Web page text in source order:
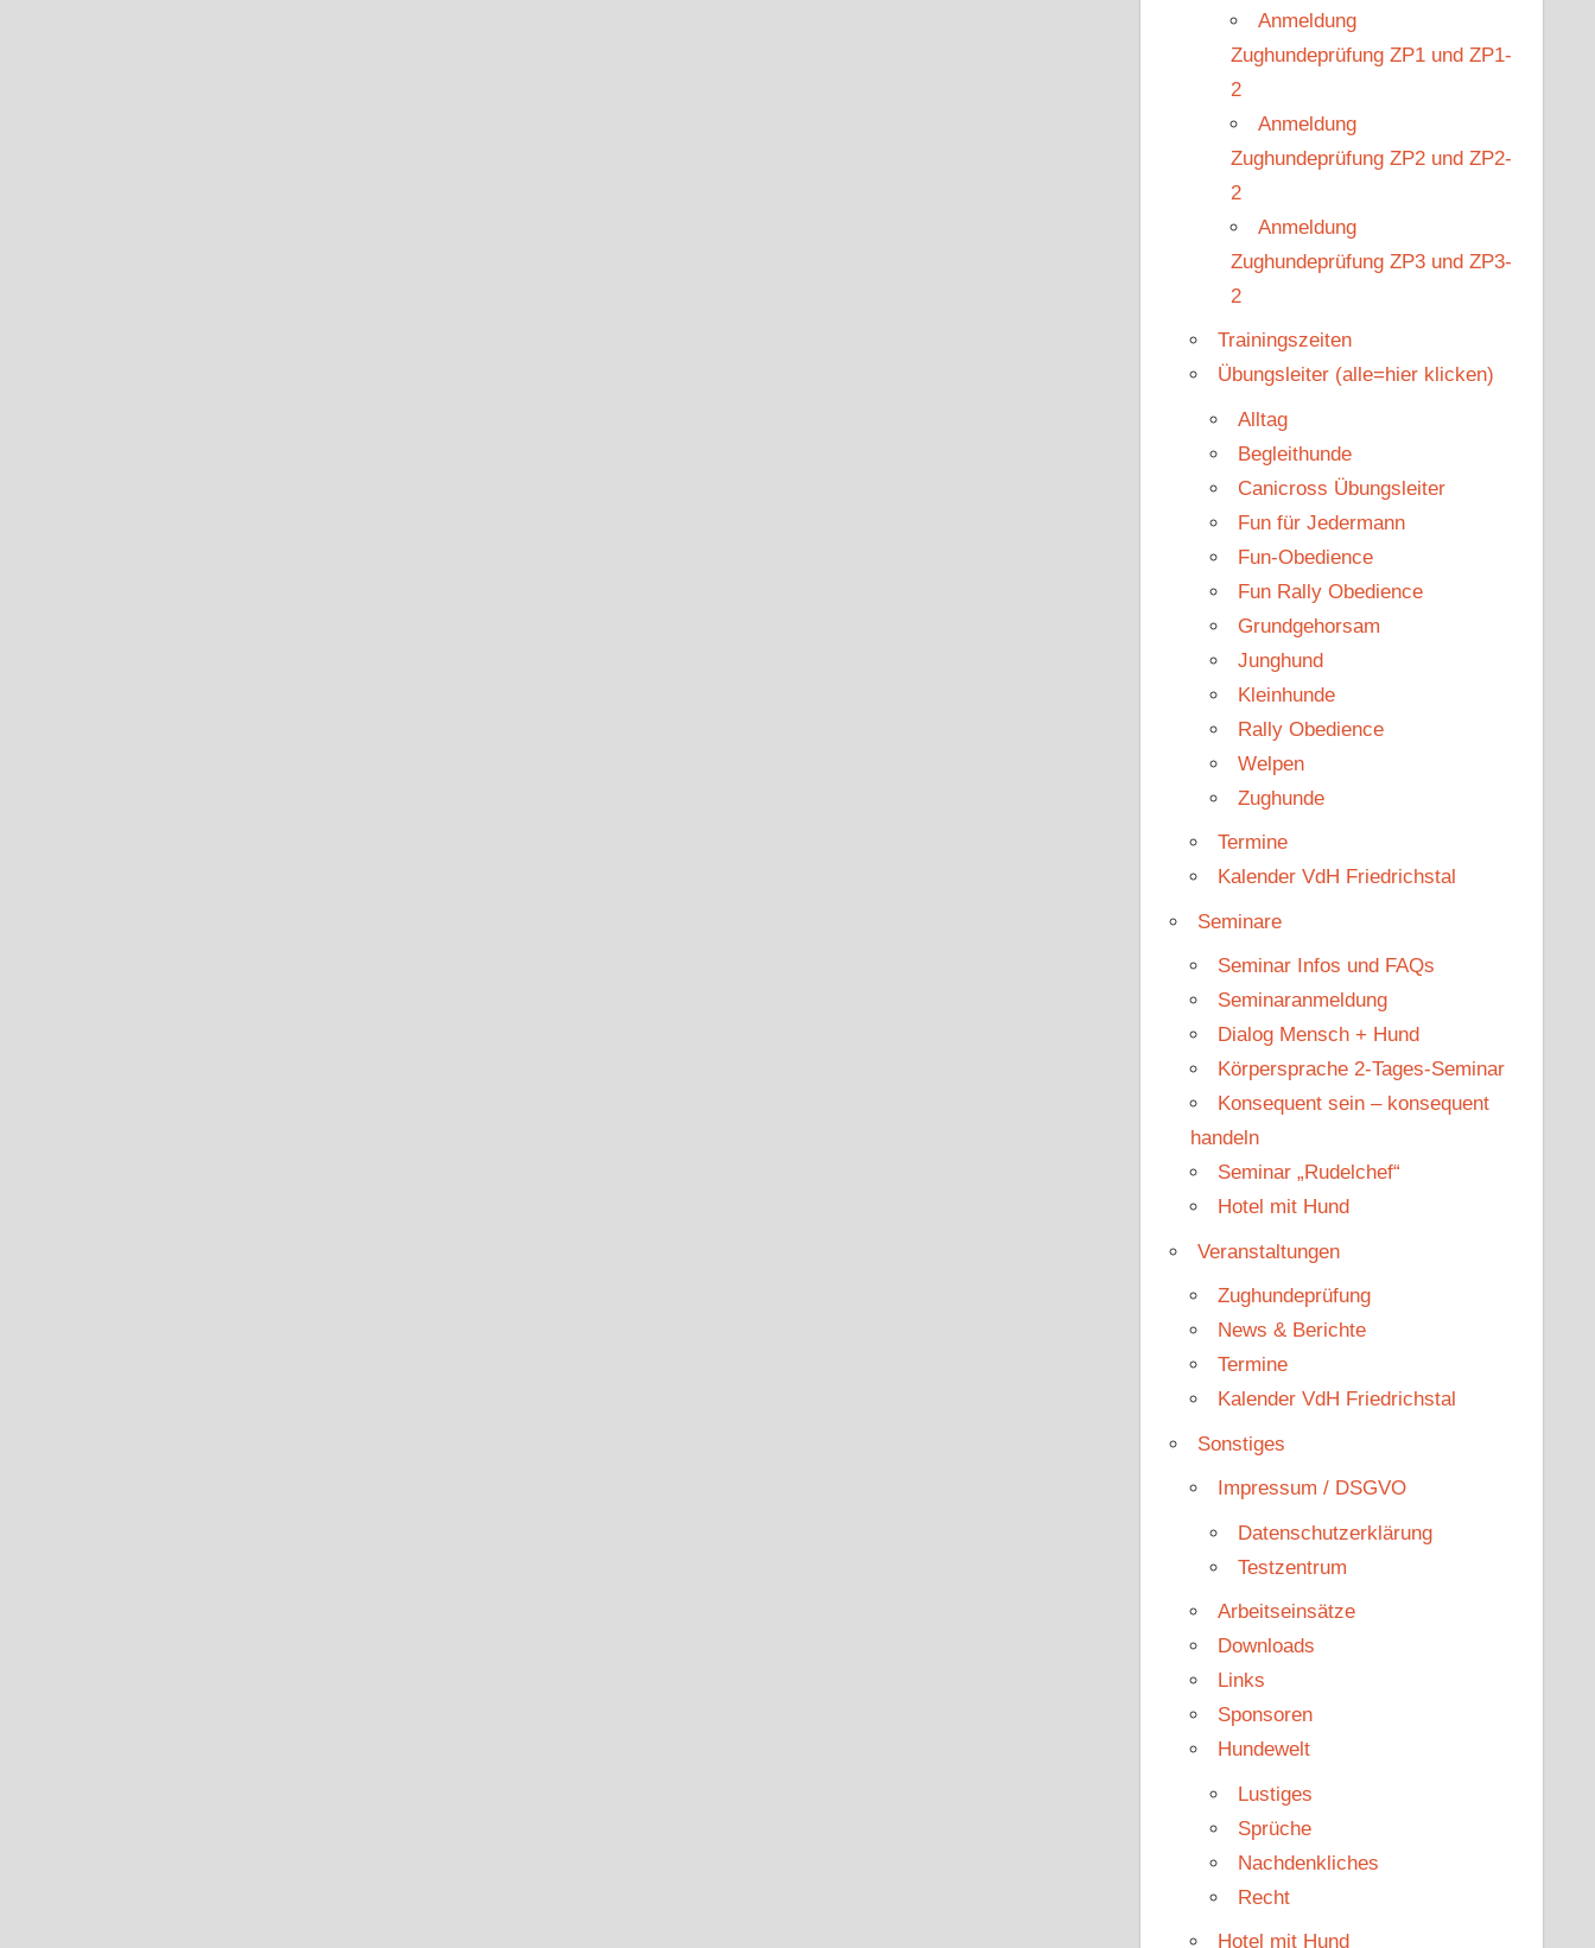
Anmeldung
Zughundeprüfung ZP1 und ZP1-
2
Anmeldung
Zughundeprüfung ZP2 und ZP2-
2
Anmeldung
Zughundeprüfung ZP3 und ZP3-
2
Trainingszeiten
Übungsleiter (alle=hier klicken)
Alltag
Begleithunde
Canicross Übungsleiter
Fun für Jedermann
Fun-Obedience
Fun Rally Obedience
Grundgehorsam
Junghund
Kleinhunde
Rally Obedience
Welpen
Zughunde
Termine
Kalender VdH Friedrichstal
Seminare
Seminar Infos und FAQs
Seminaranmeldung
Dialog Mensch + Hund
Körpersprache 2-Tages-Seminar
Konsequent sein – konsequent
handeln
Seminar „Rudelchef“
Hotel mit Hund
Veranstaltungen
Zughundeprüfung
News & Berichte
Termine
Kalender VdH Friedrichstal
Sonstiges
Impressum / DSGVO
Datenschutzerklärung
Testzentrum
Arbeitseinsätze
Downloads
Links
Sponsoren
Hundewelt
Lustiges
Sprüche
Nachdenkliches
Recht
Hotel mit Hund